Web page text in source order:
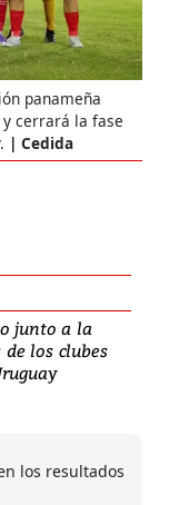
panameña
cerrará la fase
Cedida
junto a la
de los clubes
los resultados